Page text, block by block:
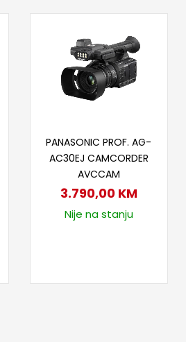
PANASONIC PROF. AG-
AC30EJ CAMCORDER
AVCCAM
3.790,00 KM
Nije na stanju